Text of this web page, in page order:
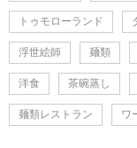
トゥモローランド
浮世絵師 麺類
洋食 茶碗蒸し
麺類レストラン ワ